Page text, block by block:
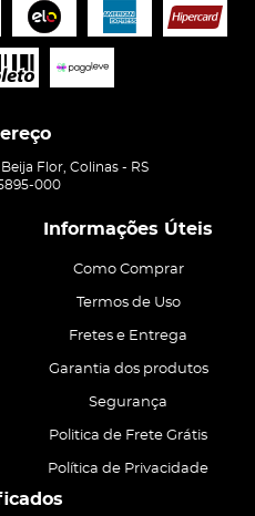
Beija Flor, Colinas - RS
000
Informações Úteis
Como Comprar
Termos de Uso
Fretes e Entrega
Garantia dos produtos
Segurança
Politica de Frete Grátis
Política de Privacidade